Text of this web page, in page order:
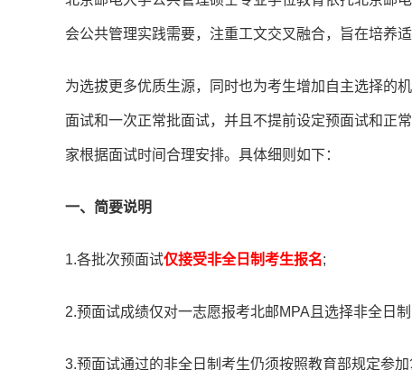
会公共管理实践需要，注重工文交叉融合，旨在培养
为选拔更多优质生源，同时也为考生增加自主选择的
面试和一次正常批面试，并且不提前设定预面试和正
家根据面试时间合理安排。具体细则如下：
一、简要说明
1.各批次预面试仅接受非全日制考生报名;
2.预面试成绩仅对一志愿报考北邮MPA且选择非全日
3.预面试通过的非全日制考生仍须按照教育部规定参加